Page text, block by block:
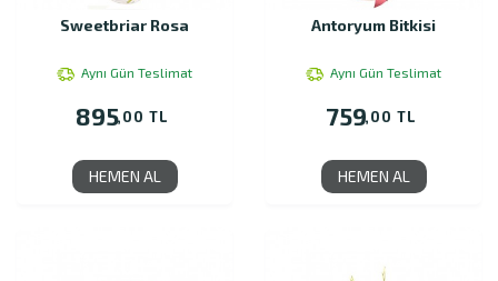
Sweetbriar Rosa
Aynı Gün Teslimat
895,00 TL
HEMEN AL
Antoryum Bitkisi
Aynı Gün Teslimat
759,00 TL
HEMEN AL